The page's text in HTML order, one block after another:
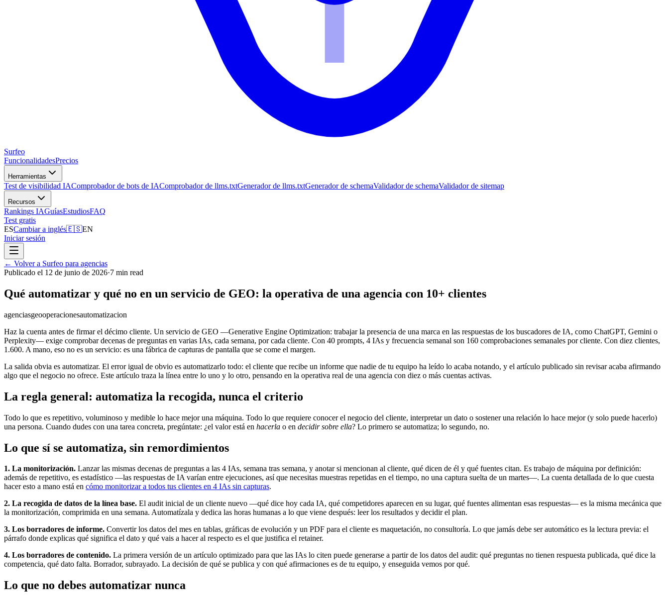
Surfeo
FuncionalidadesPrecios
Herramientas
Test de visibilidad IAComprobador de bots de IAComprobador de llms.txtGenerador de llms.txtGenerador de schemaValidador de schemaValidador de sitemap
Recursos
Rankings IAGuíasEstudiosFAQ
Test gratis
ESCambiar a inglés🇪🇸EN
Iniciar sesión
← Volver a Surfeo para agencias
Publicado el 12 de junio de 2026·7 min read
Qué automatizar y qué no en un servicio de GEO: la operativa de una agencia con 10+ clientes
agenciasgeooperacionesautomatizacion
Haz la cuenta antes de firmar el décimo cliente. Un servicio de GEO —Generative Engine Optimization: trabajar la presencia de una marca en las respuestas de los buscadores de IA, como ChatGPT, Gemini o
Perplexity— exige comprobar decenas de preguntas en varias IAs, cada semana, por cada cliente. Con 40 prompts, 4 IAs y frecuencia semanal son 160 comprobaciones semanales por cliente. Con diez clientes,
1.600. A mano, eso no es un servicio: es una fábrica de capturas de pantalla que se come el margen.
La salida obvia es automatizar. El error igual de obvio es automatizarlo todo: el cliente que recibe un informe que nadie de tu equipo ha leído lo acaba notando, y el artículo publicado sin revisar acaba afirmando
algo que el negocio no ofrece. Este artículo traza la línea entre lo uno y lo otro, pensando en la operativa real de una agencia con diez o más cuentas activas.
La regla general: automatiza la recogida, nunca el criterio
Todo lo que es repetitivo, voluminoso y medible lo hace mejor una máquina. Todo lo que requiere conocer el negocio del cliente, interpretar un dato o sostener una relación lo hace mejor (y solo puede hacerlo)
una persona. Cuando dudes con una tarea concreta, pregúntate: ¿el valor está en hacerla o en decidir sobre ella? Lo primero se automatiza; lo segundo, no.
Lo que sí se automatiza, sin remordimientos
1. La monitorización. Lanzar las mismas decenas de preguntas a las 4 IAs, semana tras semana, y anotar si mencionan al cliente, qué dicen de él y qué fuentes citan. Es trabajo de máquina por definición:
además de repetitivo, es estadístico —las respuestas de IA varían entre ejecuciones, así que necesitas muestras repetidas en el tiempo, no una captura suelta de un martes—. La cuenta detallada de lo que cuesta
hacer esto a mano está en cómo monitorizar a todos tus clientes en 4 IAs sin capturas.
2. La recogida de datos de la línea base. El audit inicial de un cliente nuevo —qué dice hoy cada IA, qué competidores aparecen en su lugar, qué fuentes alimentan esas respuestas— es la misma mecánica que
la monitorización, comprimida en una semana. Automatízala y dedica las horas humanas a lo que viene después: leer los resultados y decidir el plan.
3. Los borradores de informe. Convertir los datos del mes en tablas, gráficas de evolución y un PDF para el cliente es maquetación, no consultoría. Lo que jamás debe ser automático es la lectura previa: el
párrafo donde explicas qué significa el dato y qué vais a hacer al respecto es el que justifica el retainer.
4. Los borradores de contenido. La primera versión de un artículo optimizado para que las IAs lo citen puede generarse a partir de los datos del audit: qué preguntas no tienen respuesta publicada, qué dice la
competencia, qué dato falta. Borrador, subrayado. La decisión de qué se publica y con qué afirmaciones es de tu equipo, y enseguida vemos por qué.
Lo que no debes automatizar nunca